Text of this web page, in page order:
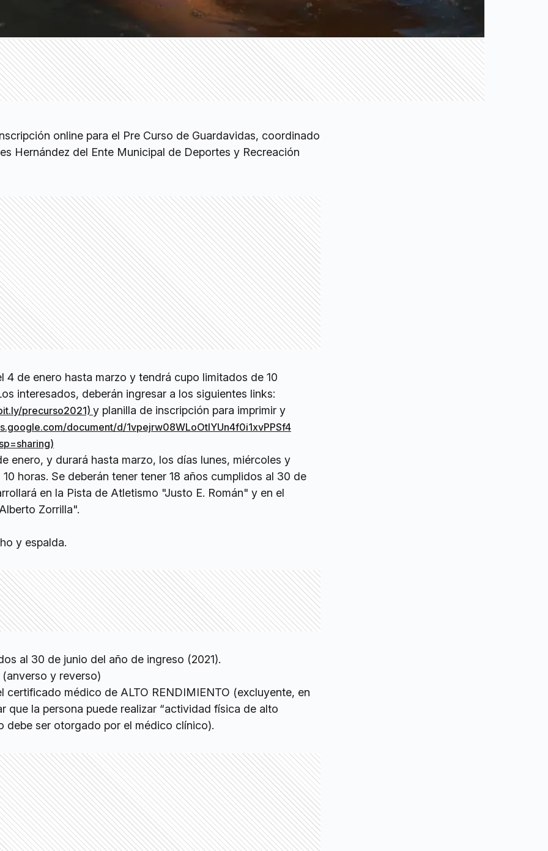
online para el Pre Curso de Guardavidas, coordinado
Hernández del Ente Municipal de Deportes y Recreación
4 de enero hasta marzo y tendrá cupo limitados de 10
interesados, deberán ingresar a los siguientes links:
precurso2021) y planilla de inscripción para imprimir y
document/d/1vpejrw08WLoOtIYUn4f0i1xvPPSf4
sharing)
enero, y durará hasta marzo, los días lunes, miércoles y
horas. Se deberán tener tener 18 años cumplidos al 30 de
en la Pista de Atletismo "Justo E. Román" y en el
Zorrilla".
y espalda.
al 30 de junio del año de ingreso (2021).
y reverso)
certificado médico de ALTO RENDIMIENTO (excluyente, en
que la persona puede realizar “actividad física de alto
debe ser otorgado por el médico clínico).